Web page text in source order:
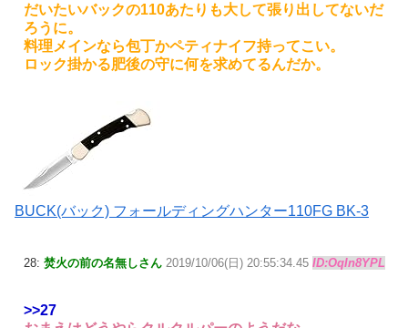
だいたいバックの110あたりも大して張り出してないだ
ろうに。
料理メインなら包丁かペティナイフ持ってこい。
ロック掛かる肥後の守に何を求めてるんだか。
BUCK(バック) フォールディングハンター110FG BK-3
28: 焚火の前の名無しさん 2019/10/06(日) 20:55:34.45 ID:OqIn8YPL
>>27